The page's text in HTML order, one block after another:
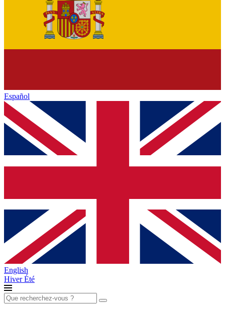
Español
English
HiverÉté
Rechercher :